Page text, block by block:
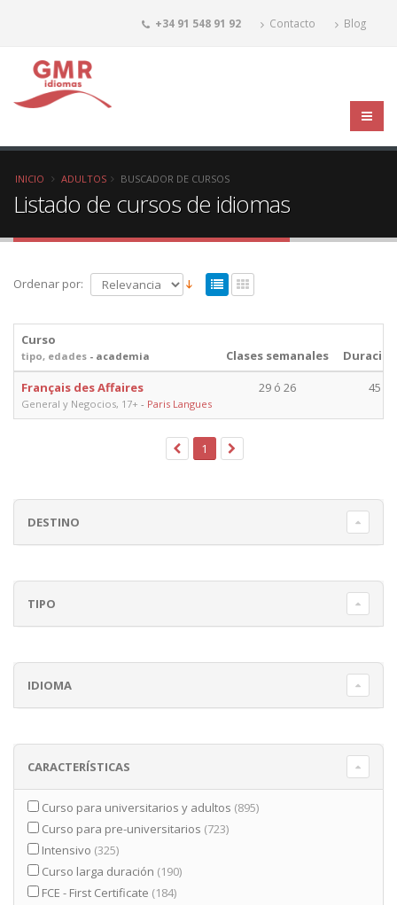
+34 91 548 91 92 Contacto Blog
INICIO ADULTOS BUSCADOR DE CURSOS
Listado de cursos de idiomas
Ordenar por:
Curso
tipo, edades - academia Clases semanales
Français des Affaires
General y Negocios, 17+ - Paris Langues
29 ó 26 45
1
DESTINO
TIPO
IDIOMA
CARACTERÍSTICAS
Curso para universitarios y adultos (895)
Curso para pre-universitarios (723)
Intensivo (325)
Curso larga duración (190)
FCE - First Certificate (184)